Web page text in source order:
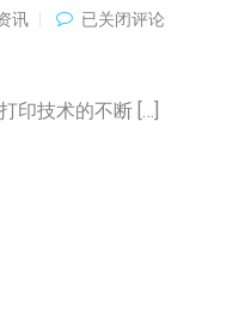
讯
水
材
料
已关闭评论
印技术的不断 […]